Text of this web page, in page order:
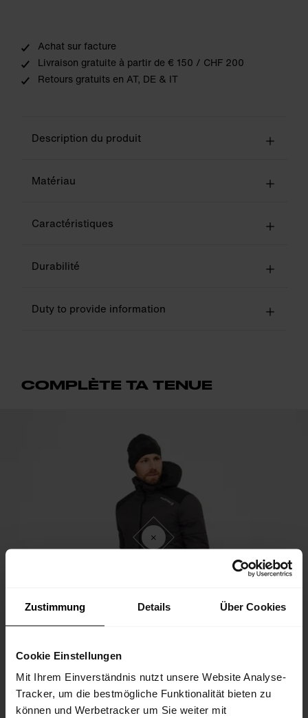
Zustimmung Details Über Cookies
Cookie Einstellungen
Mit Ihrem Einverständnis nutzt unsere Website Analyse-
Tracker, um die bestmögliche Funktionalität bieten zu
können und Werbetracker um Sie weiter mit
Achat sur facture
Livraison gratuite à partir de € 150 / CHF 200
Retours gratuits en AT, DE & IT
Description du produit
Matériau
Caractéristiques
Durabilité
Duty to provide information
COMPLÈTE TA TENUE